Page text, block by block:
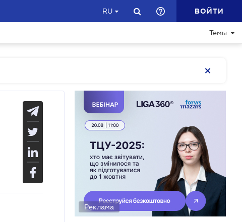
RU ВОЙТИ
Темы
Реклама